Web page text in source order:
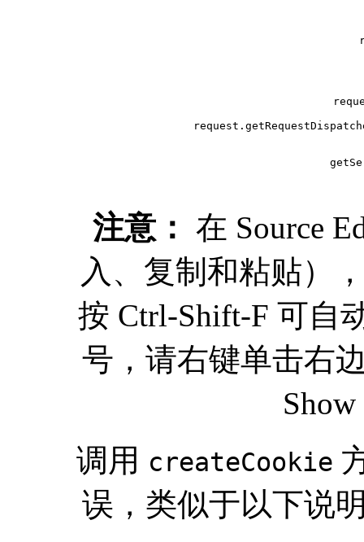
注意： 在 Source
入、复制和粘贴）
按 Ctrl-Shift-F 可自
号，请右键单击右
调用 createCookie
误，类似于以下说